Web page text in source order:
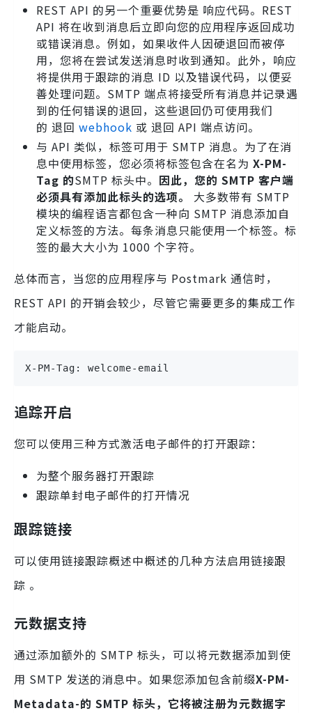
REST API 的另一个重要优势是 响应代码。REST
API 将在收到消息后立即向您的应用程序返回成功
或错误消息。例如，如果收件人因硬退回而被停
用，您将在尝试发送消息时收到通知。此外，响应
将提供用于跟踪的消息 ID 以及错误代码，以便妥
善处理问题。SMTP 端点将接受所有消息并记录遇
到的任何错误的退回，这些退回仍可使用我们
的 退回 webhook 或 退回 API 端点访问。
与 API 类似，标签可用于 SMTP 消息。为了在消
息中使用标签，您必须将标签包含在名为 X-PM-
Tag 的SMTP 标头中。 因此，您的 SMTP 客户端
必须具有添加此标头的选项。
大多数带有 SMTP
模块的编程语言都包含一种向 SMTP 消息添加自
定义标签的方法。每条消息只能使用一个标签。标
签的最大大小为 1000 个字符。
总体而言，当您的应用程序与 Postmark 通信时，
REST API 的开销会较少，尽管它需要更多的集成工作
才能启动。
X-PM-Tag: welcome-email
追踪开启
您可以使用三种方式激活电子邮件的打开跟踪：
为整个服务器打开跟踪
跟踪单封电子邮件的打开情况
跟踪链接
可以使用链接跟踪概述中概述的几种方法启用链接跟
踪 。
元数据支持
通过添加额外的 SMTP 标头，可以将元数据添加到使
用 SMTP 发送的消息中。如果您添加包含前缀X-PM-
Metadata-的 SMTP 标头，它将被注册为元数据字